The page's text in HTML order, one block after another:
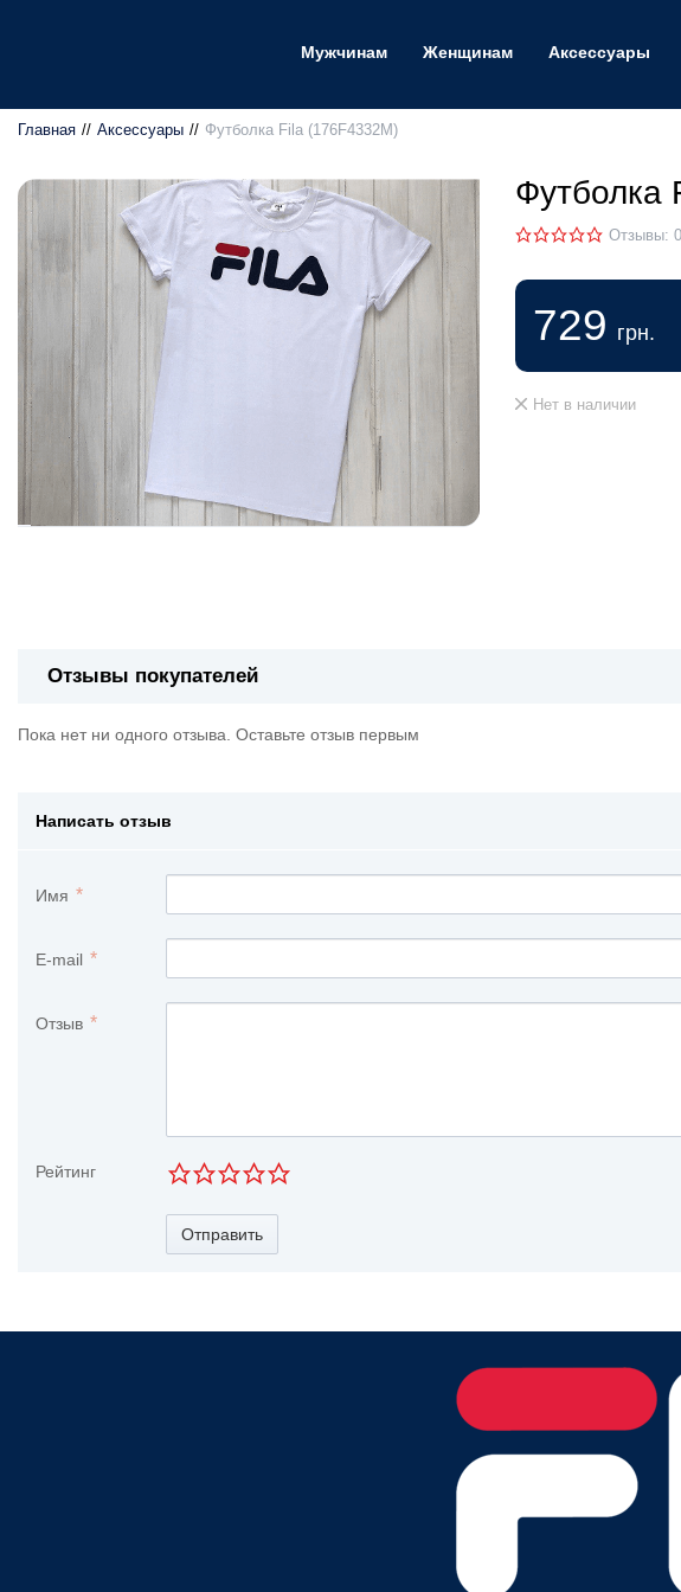
Мужчинам Женщинам Аксессуары
Главная Аксессуары Футболка Fila (176F4332M)
Футболка
Отзывы: 0
729 грн.
Нет в наличии
Отзывы покупателей
Пока нет ни одного отзыва. Оставьте отзыв первым
Написать отзыв
Имя
E-mail
Отзыв
Рейтинг
Отправить